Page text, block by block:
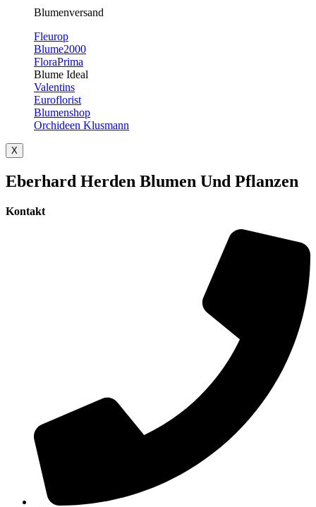
Blumenversand
Fleurop
Blume2000
FloraPrima
Blume Ideal
Valentins
Euroflorist
Blumenshop
Orchideen Klusmann
X
Eberhard Herden Blumen Und Pflanzen
Kontakt